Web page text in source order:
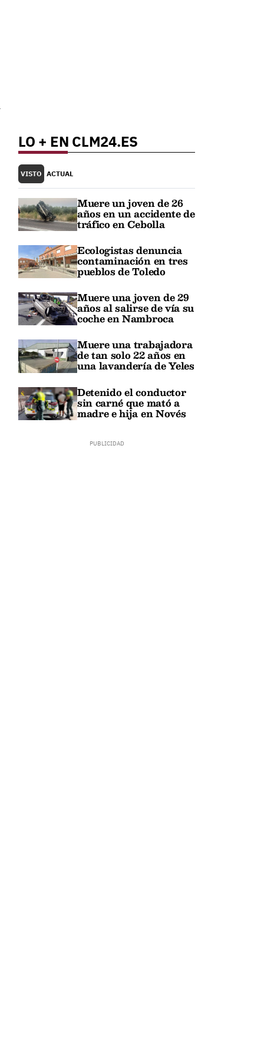
LO + EN CLM24.ES
VISTO ACTUAL
Muere un joven de 26
años en un accidente de
tráfico en Cebolla
Ecologistas denuncia
contaminación en tres
pueblos de Toledo
Muere una joven de 29
años al salirse de vía su
coche en Nambroca
Muere una trabajadora
de tan solo 22 años en
una lavandería de Yeles
Detenido el conductor
sin carné que mató a
madre e hija en Novés